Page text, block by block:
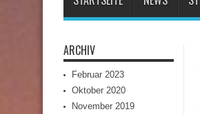
ARCHIV
Februar 2023
Oktober 2020
November 2019